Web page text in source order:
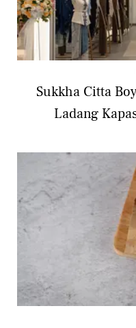
Sukkha Citta
Ladang